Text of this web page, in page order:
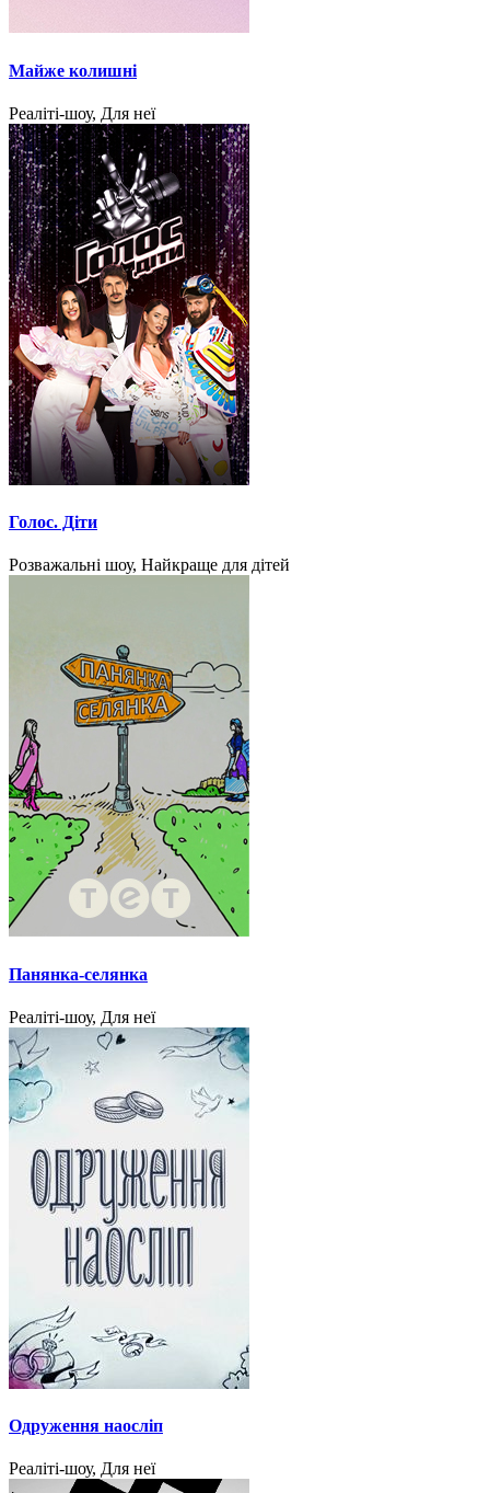
Майже колишні
Реаліті-шоу, Для неї
Голос. Діти
Розважальні шоу, Найкраще для дітей
Панянка-селянка
Реаліті-шоу, Для неї
Одруження наосліп
Реаліті-шоу, Для неї